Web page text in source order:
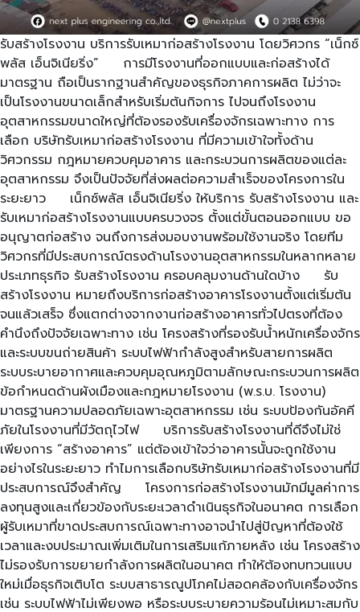
รับสร้างโรงงาน บริการรับเหมาก่อสร้างโรงงาน โดยวิศวกร “เน็กซ์
พลัส เอ็นจิเนียริ่ง” การมีโรงงานที่ออกแบบและก่อสร้างได้
มาตรฐาน ถือเป็นรากฐานสำคัญของธุรกิจภาคการผลิต ไม่ว่าจะ
เป็นโรงงานขนาดเล็กสำหรับเริ่มต้นกิจการ ไปจนถึงโรงงาน
อุตสาหกรรมขนาดใหญ่ที่ต้องรองรับเครื่องจักรเฉพาะทาง การ
เลือก บริษัทรับเหมาก่อสร้างโรงงาน ที่มีความเข้าใจทั้งด้าน
วิศวกรรม กฎหมายควบคุมอาคาร และกระบวนการผลิตของแต่ละ
อุตสาหกรรม จึงเป็นปัจจัยที่ส่งผลต่อความสำเร็จของโครงการใน
ระยะยาว เน็กซ์พลัส เอ็นจิเนียริ่ง ให้บริการ รับสร้างโรงงาน และ
รับเหมาก่อสร้างโรงงานแบบครบวงจร ตั้งแต่ขั้นตอนออกแบบ ขอ
อนุญาตก่อสร้าง จนถึงการส่งมอบงานพร้อมใช้งานจริง โดยทีม
วิศวกรที่มีประสบการณ์ตรงด้านโรงงานอุตสาหกรรมในหลากหลาย
ประเภทธุรกิจ รับสร้างโรงงาน ครอบคลุมงานด้านใดบ้าง รับ
สร้างโรงงาน หมายถึงบริการก่อสร้างอาคารโรงงานตั้งแต่เริ่มต้น
จนแล้วเสร็จ ซึ่งแตกต่างจากงานก่อสร้างอาคารทั่วไปตรงที่ต้อง
คำนึงถึงปัจจัยเฉพาะทาง เช่น โครงสร้างที่รองรับน้ำหนักเครื่องจักร
และระบบขนถ่ายสินค้า ระบบไฟฟ้ากำลังสูงสำหรับสายการผลิต
ระบบระบายอากาศและควบคุมอุณหภูมิตามลักษณะกระบวนการผลิต
ข้อกำหนดด้านผังเมืองและกฎหมายโรงงาน (พ.ร.บ. โรงงาน)
มาตรฐานความปลอดภัยเฉพาะอุตสาหกรรม เช่น ระบบป้องกันอัคคี
ภัยในโรงงานที่มีวัตถุไวไฟ บริการรับสร้างโรงงานที่ดีจึงไม่ใช่
เพียงการ “สร้างอาคาร” แต่ต้องเข้าใจว่าอาคารนั้นจะถูกใช้งาน
อย่างไรในระยะยาว ทำไมการเลือกบริษัทรับเหมาก่อสร้างโรงงานที่มี
ประสบการณ์จึงสำคัญ โครงการก่อสร้างโรงงานมักมีมูลค่าการ
ลงทุนสูงและเกี่ยวข้องกับระยะเวลาดำเนินธุรกิจในอนาคต การเลือก
ผู้รับเหมาที่ขาดประสบการณ์เฉพาะทางอาจนำไปสู่ปัญหาที่ต้องใช้
เวลาและงบประมาณเพิ่มเติมในการเสริมแก้ภายหลัง เช่น โครงสร้าง
ไม่รองรับการขยายกำลังการผลิตในอนาคต ทำให้ต้องทบทวนแบบ
ใหม่เมื่อธุรกิจเติบโต ระบบสาธารณูปโภคไม่สอดคล้องกับเครื่องจักร
เช่น ระบบไฟฟ้าไม่เพียงพอ หรือระบบระบายความร้อนไม่เหมาะสมกับ